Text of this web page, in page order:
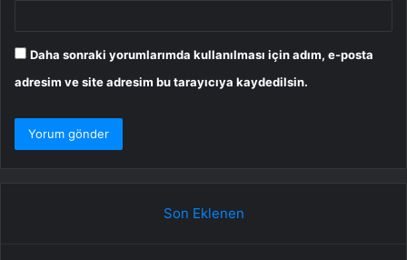
Daha sonraki yorumlarımda kullanılması için adım, e-posta
adresim ve site adresim bu tarayıcıya kaydedilsin.
Son Eklenen